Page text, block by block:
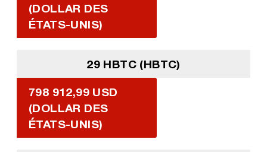
(DOLLAR DES
ÉTATS-UNIS)
29 HBTC (HBTC)
798 912,99 USD
(DOLLAR DES
ÉTATS-UNIS)